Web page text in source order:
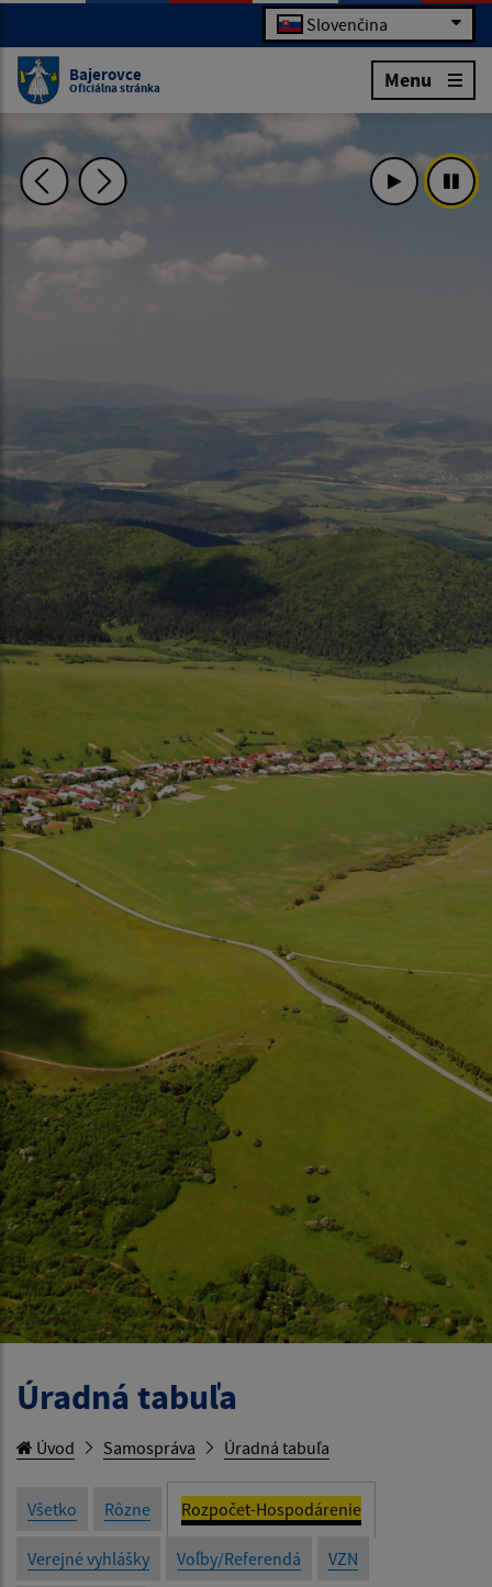
Slovenčina
Bajerovce
Oficiálna stránka Menu
Úradná tabuľa
Úvod Samospráva Úradná tabuľa
Všetko Rôzne Rozpočet-Hospodárenie
Verejné vyhlášky Voľby/Referendá VZN